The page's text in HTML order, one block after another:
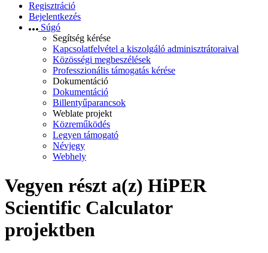
Regisztráció
Bejelentkezés
Súgó
Segítség kérése
Kapcsolatfelvétel a kiszolgáló adminisztrátoraival
Közösségi megbeszélések
Professzionális támogatás kérése
Dokumentáció
Dokumentáció
Billentyűparancsok
Weblate projekt
Közreműködés
Legyen támogató
Névjegy
Webhely
Vegyen részt a(z) HiPER
Scientific Calculator
projektben